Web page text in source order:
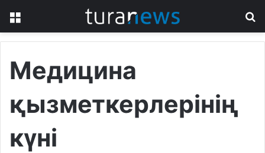
Медицина
қызметкерлерінің
күні